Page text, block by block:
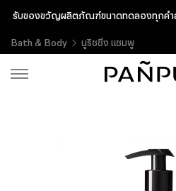
รับของขวัญผลิตภัณฑ์ขนาดทดลองทุกคำ
Bath & Body
นูริชชิ่ง แชมพู